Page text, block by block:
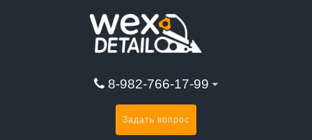
8-982-766-17-99
Задать вопрос